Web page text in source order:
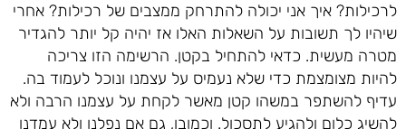
לרכילות? איך אני יכולה להתרחק ממצבים של רכילות? אחרי
שיהיו לך תשובות על השאלות האלו אז יהיה קל יותר להגדיר
מטרה מעשית. כדאי להתחיל בקטן. הרשימה הזו צריכה
להיות מצומצמת כדי שלא נעמיס על עצמנו ונוכל לעמוד בה.
עדיף להשתפר במשהו קטן מאשר לקחת על עצמנו הרבה ולא
להשיג כלום ולהגיע לתסכול. וכמובן, גם אם נפלנו ולא עמדנו